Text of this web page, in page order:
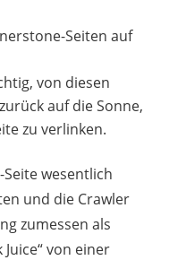
Seiten auf
von diesen
auf die Sonne,
zu verlinken.
wesentlich
und die Crawler
zumessen als
von einer